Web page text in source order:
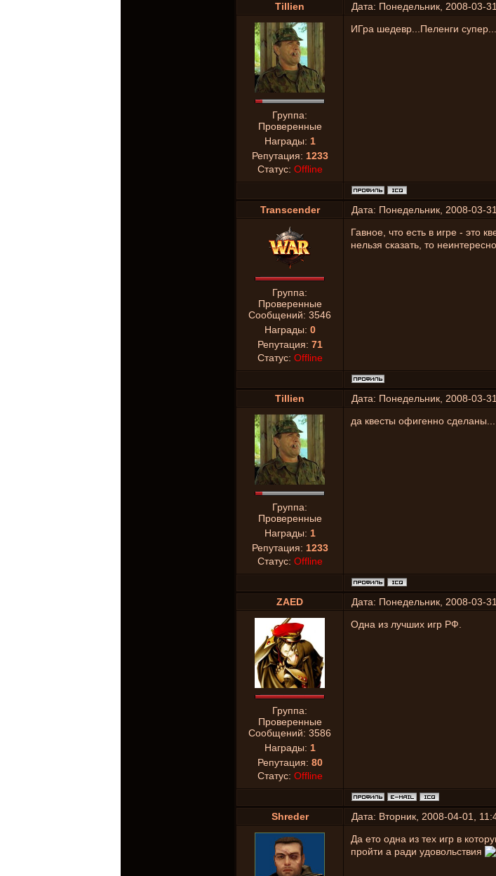
Tillien Дата: Понедельник, 2008-03-
Группа:
Проверенные
Награды: 1
Репутация: 1233
Статус: Offline
ИГра шедевр...Пеленги
Transcender Дата: Понедельник, 2008-03-
Группа:
Проверенные
Сообщений: 3546
Награды: 0
Репутация: 71
Статус: Offline
Гавное, что есть в игре - это
нельзя сказать, то неинтересно.
Tillien Дата: Понедельник, 2008-03-
Группа:
Проверенные
Награды: 1
Репутация: 1233
Статус: Offline
да квесты офигенно сделаны...
ZAED Дата: Понедельник, 2008-03-
Группа:
Проверенные
Сообщений: 3586
Награды: 1
Репутация: 80
Статус: Offline
Одна из лучших игр РФ.
Shreder Дата: Вторник, 2008-04-01,
Да ето одна из тех игр в
пройти а ради удовольствия